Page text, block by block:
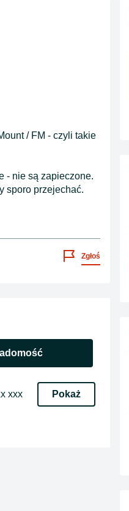
/ FM - czyli takie
- nie są zapieczone.
sporo przejechać.
Zgłoś
xxx Pokaż